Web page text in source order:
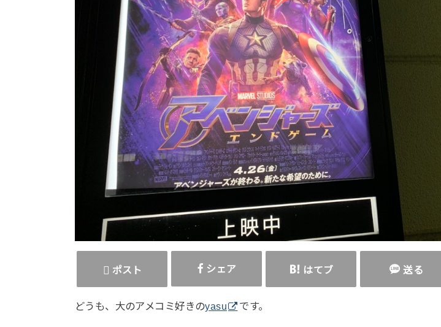
ポスト シェア はてブ 送る
どうも、大のアメコミ好きのyasu です。